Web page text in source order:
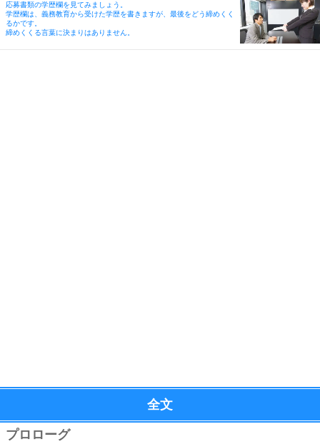
応募書類の学歴欄を見てみましょう。
学歴欄は、義務教育から受けた学歴を書きますが、最後をどう締めくく
るかです。
締めくくる言葉に決まりはありません。
全文
プロローグ